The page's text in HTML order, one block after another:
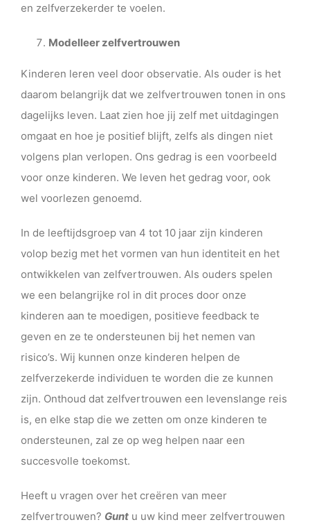
en zelfverzekerder te voelen.
Modelleer zelfvertrouwen
Kinderen leren veel door observatie. Als ouder is het
daarom belangrijk dat we zelfvertrouwen tonen in ons
dagelijks leven. Laat zien hoe jij zelf met uitdagingen
omgaat en hoe je positief blijft, zelfs als dingen niet
volgens plan verlopen. Ons gedrag is een voorbeeld
voor onze kinderen. We leven het gedrag voor, ook
wel voorlezen genoemd.
In de leeftijdsgroep van 4 tot 10 jaar zijn kinderen
volop bezig met het vormen van hun identiteit en het
ontwikkelen van zelfvertrouwen. Als ouders spelen
we een belangrijke rol in dit proces door onze
kinderen aan te moedigen, positieve feedback te
geven en ze te ondersteunen bij het nemen van
risico’s. Wij kunnen onze kinderen helpen de
zelfverzekerde individuen te worden die ze kunnen
zijn. Onthoud dat zelfvertrouwen een levenslange reis
is, en elke stap die we zetten om onze kinderen te
ondersteunen, zal ze op weg helpen naar een
succesvolle toekomst.
Heeft u vragen over het creëren van meer
zelfvertrouwen? Gunt u uw kind meer zelfvertrouwen